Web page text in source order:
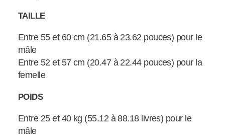
TAILLE
Entre 55 et 60 cm (21.65 à 23.62 pouces) pour le
mâle
Entre 52 et 57 cm (20.47 à 22.44 pouces) pour la
femelle
POIDS
Entre 25 et 40 kg (55.12 à 88.18 livres) pour le
mâle